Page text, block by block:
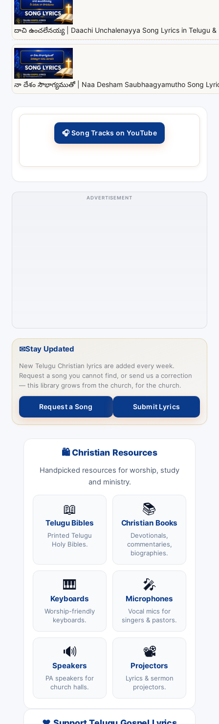
దాచి ఉంచలేనయ్య | Daachi Unchalenayya Song Lyrics in Telugu &
నా దేశం సౌభాగ్యముతో | Naa Desham Saubhaagyamutho Song
🎧 Song Tracks on YouTube
ADVERTISEMENT
✉Stay Updated
New Telugu Christian lyrics are added every week.
Request a song you cannot find, or send us a correction
— this library grows from the church, for the church.
Request a Song Submit Lyrics
🛍 Christian Resources
Handpicked resources for worship, study
and ministry.
📖
Telugu Bibles
Printed Telugu
Holy Bibles.
📚
Christian Books
Devotionals,
commentaries,
biographies.
🎹
Keyboards
Worship-friendly
keyboards.
🎤
Microphones
Vocal mics for
singers & pastors.
🔊
Speakers
PA speakers for
church halls.
📽️
Projectors
Lyrics & sermon
projectors.